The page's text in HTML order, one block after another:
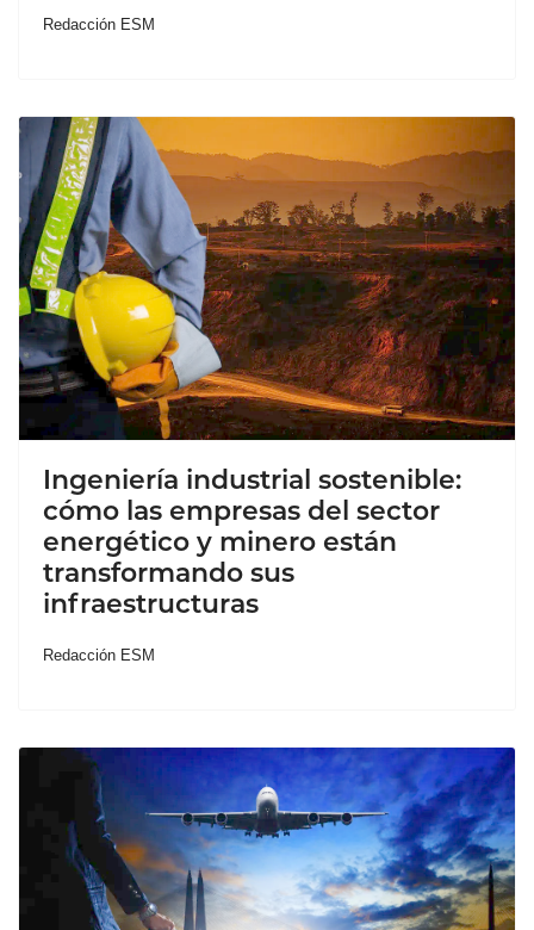
Redacción ESM
Ingeniería industrial sostenible:
cómo las empresas del sector
energético y minero están
transformando sus
infraestructuras
Redacción ESM